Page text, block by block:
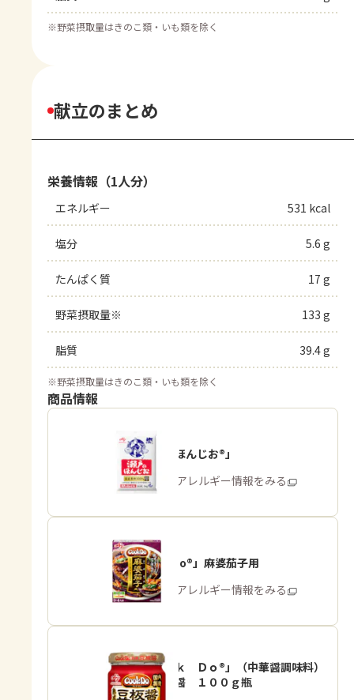
※野菜摂取量はきのこ類・いも類を除く
献立のまとめ
栄養情報（1人分）
エネルギー 531 kcal
塩分 5.6 g
たんぱく質 17 g
野菜摂取量※ 133 g
脂質 39.4 g
※野菜摂取量はきのこ類・いも類を除く
商品情報
「瀬戸のほんじお®」
商品・アレルギー情報をみる
「Cook Do®」麻婆茄子用
商品・アレルギー情報をみる
「Ｃｏｏｋ Ｄｏ®」（中華醤調味料）
熟成豆板醤 １００ｇ瓶